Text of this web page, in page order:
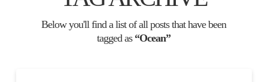
Below you'll find a list of all posts that have been
tagged as “Ocean”